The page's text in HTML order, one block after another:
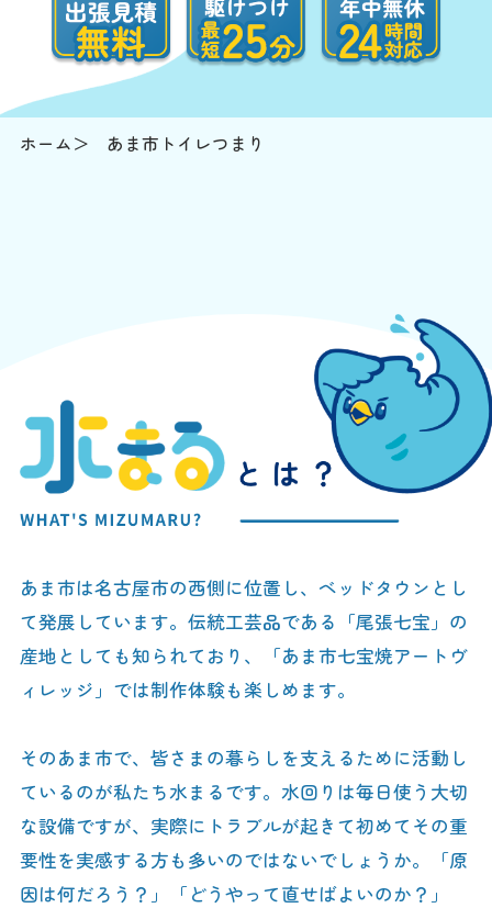
ホーム あま市トイレつまり
あま市は名古屋市の西側に位置し、ベッドタウンとし
て発展しています。伝統工芸品である「尾張七宝」の
産地としても知られており、「あま市七宝焼アートヴ
ィレッジ」では制作体験も楽しめます。
そのあま市で、皆さまの暮らしを支えるために活動し
ているのが私たち水まるです。水回りは毎日使う大切
な設備ですが、実際にトラブルが起きて初めてその重
要性を実感する方も多いのではないでしょうか。「原
因は何だろう？」「どうやって直せばよいのか？」